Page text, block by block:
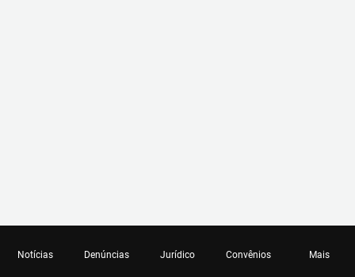
Notícias Denúncias Jurídico Convênios Mais